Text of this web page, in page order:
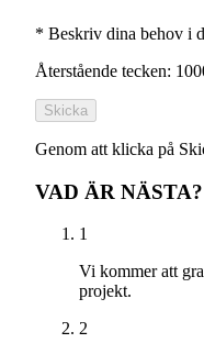
* Beskriv dina behov i
Återstående tecken:
Skicka
Genom att klicka på
VAD ÄR NÄSTA?
1
Vi kommer att
projekt.
2